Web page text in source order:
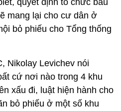
mang lại cho cư dân ở
bỏ phiếu cho Tổng thống
Nikolay Levichev nói
cứ nơi nào trong 4 khu
xấu đi, luật hiện hành cho
bỏ phiếu ở một số khu